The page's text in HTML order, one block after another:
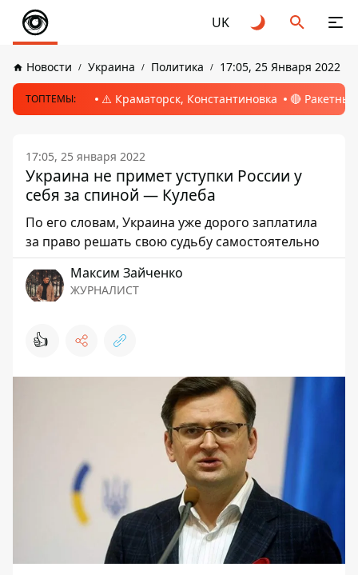
UK
Новости Украина Политика 17:05, 25 Января 2022
ТОПТЕМЫ: ⚠️ Краматорск, Константиновка 🔴
17:05, 25 января 2022
Украина не примет уступки России у
себя за спиной — Кулеба
По его словам, Украина уже дорого заплатила
за право решать свою судьбу самостоятельно
Максим Зайченко
ЖУРНАЛИСТ
👍